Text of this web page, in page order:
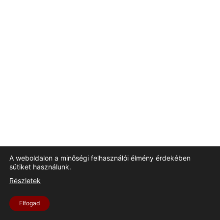
A weboldalon a minőségi felhasználói élmény érdekében
sütiket használunk.
Részletek
Elfogad